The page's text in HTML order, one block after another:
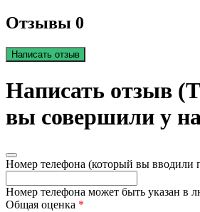
Отзывы 0
Написать отзыв
Написать отзыв
вы совершили у
Номер телефона (который вы вводили
Номер телефона может быть указан в
Общая оценка *